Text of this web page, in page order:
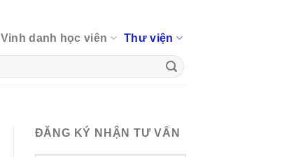
Vinh danh học viên Thư viện
ĐĂNG KÝ NHẬN TƯ VẤN